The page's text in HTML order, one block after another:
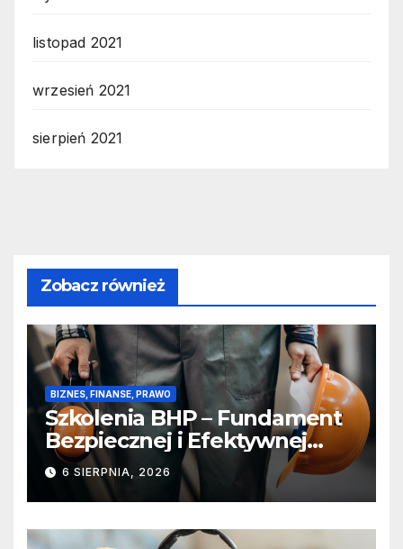
listopad 2021
wrzesień 2021
sierpień 2021
Zobacz również
BIZNES, FINANSE, PRAWO
Szkolenia BHP – Fundament
Bezpiecznej i Efektywnej
Pracy
6 SIERPNIA, 2026